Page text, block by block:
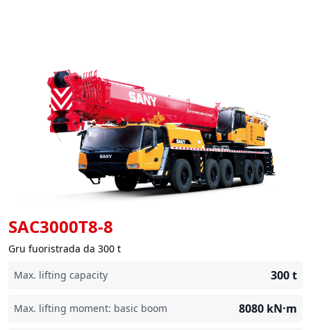
SAC3000T8-8
Gru fuoristrada da 300 t
Max. lifting capacity
300t
Max. lifting moment: basic boom 8080 kN·m